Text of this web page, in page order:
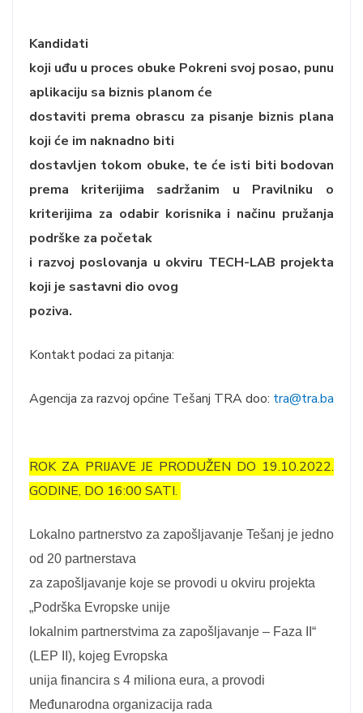
Kandidati
koji uđu u proces obuke Pokreni svoj posao, punu
aplikaciju sa biznis planom će
dostaviti prema obrascu za pisanje biznis plana
koji će im naknadno biti
dostavljen tokom obuke, te će isti biti bodovan
prema kriterijima sadržanim u Pravilniku
o
kriterijima za odabir korisnika i načinu pružanja
podrške za početak
i razvoj poslovanja u okviru TECH-LAB projekta
koji je sastavni dio ovog
poziva.
Kontakt podaci za pitanja:
Agencija za razvoj općine Tešanj TRA doo: tra@tra.ba
ROK ZA PRIJAVE JE PRODUŽEN DO 19.10.2022.
GODINE, DO 16:00 SATI.
Lokalno partnerstvo za zapošljavanje Tešanj je jedno
od 20 partnerstava
za zapošljavanje koje se provodi u okviru projekta
„Podrška Evropske unije
lokalnim partnerstvima za zapošljavanje – Faza II“
(LEP II), kojeg Evropska
unija financira s 4 miliona eura, a provodi
Međunarodna organizacija rada